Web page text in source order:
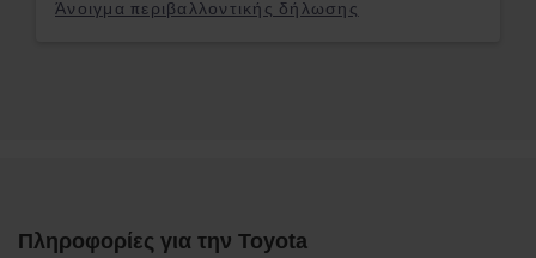
Άνοιγμα περιβαλλοντικής δήλωσης
Πληροφορίες για την Toyota